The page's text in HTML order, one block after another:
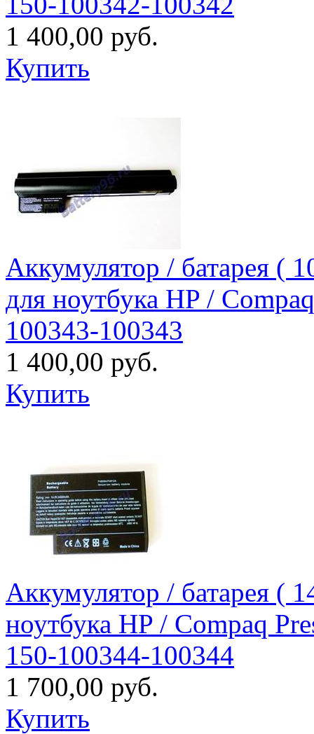
1 400,00 руб.
Купить
Аккумулятор / батарея (
для ноутбука HP /
100343-100343
1 400,00 руб.
Купить
Аккумулятор / батарея (
ноутбука HP / Compaq
150-100344-100344
1 700,00 руб.
Купить